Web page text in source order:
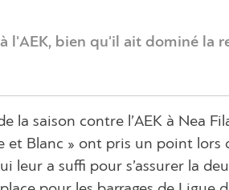
l'AEK, bien qu'il ait dominé la
la saison contre l’AEK à Nea
et Blanc » ont pris un point lors
leur a suffi pour s’assurer la